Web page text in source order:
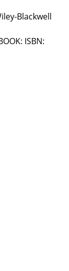
Blackwell
ISBN: